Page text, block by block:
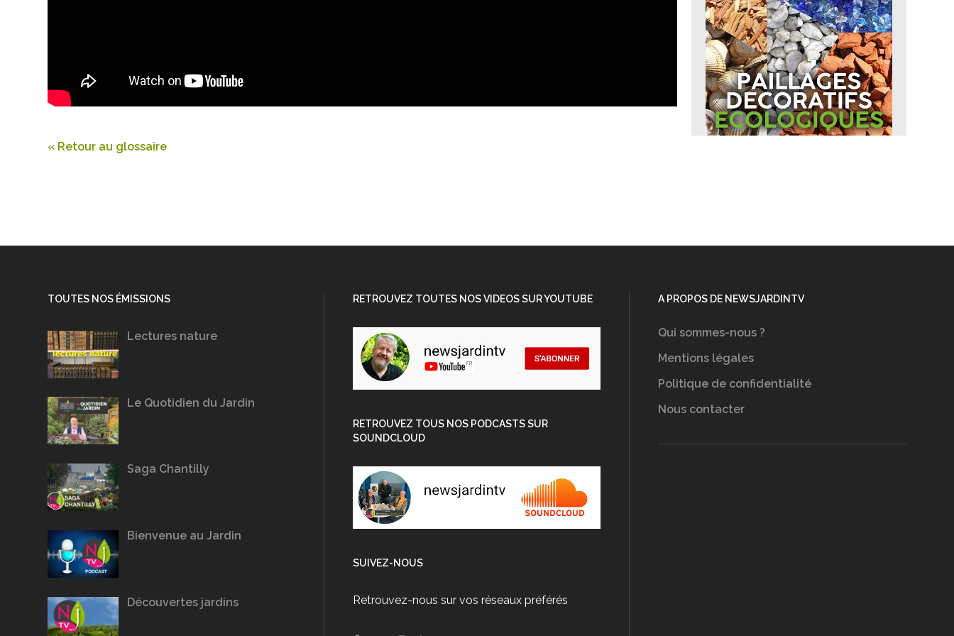
« Retour au glossaire
TOUTES NOS ÉMISSIONS
Lectures nature
Le Quotidien du Jardin
Saga Chantilly
Bienvenue au Jardin
Découvertes jardins
RETROUVEZ TOUTES NOS VIDEOS SUR YOUTUBE
RETROUVEZ TOUS NOS PODCASTS SUR
SOUNDCLOUD
SUIVEZ-NOUS
Retrouvez-nous sur vos réseaux préférés
A PROPOS DE NEWSJARDINTV
Qui sommes-nous ?
Mentions légales
Politique de confidentialité
Nous contacter